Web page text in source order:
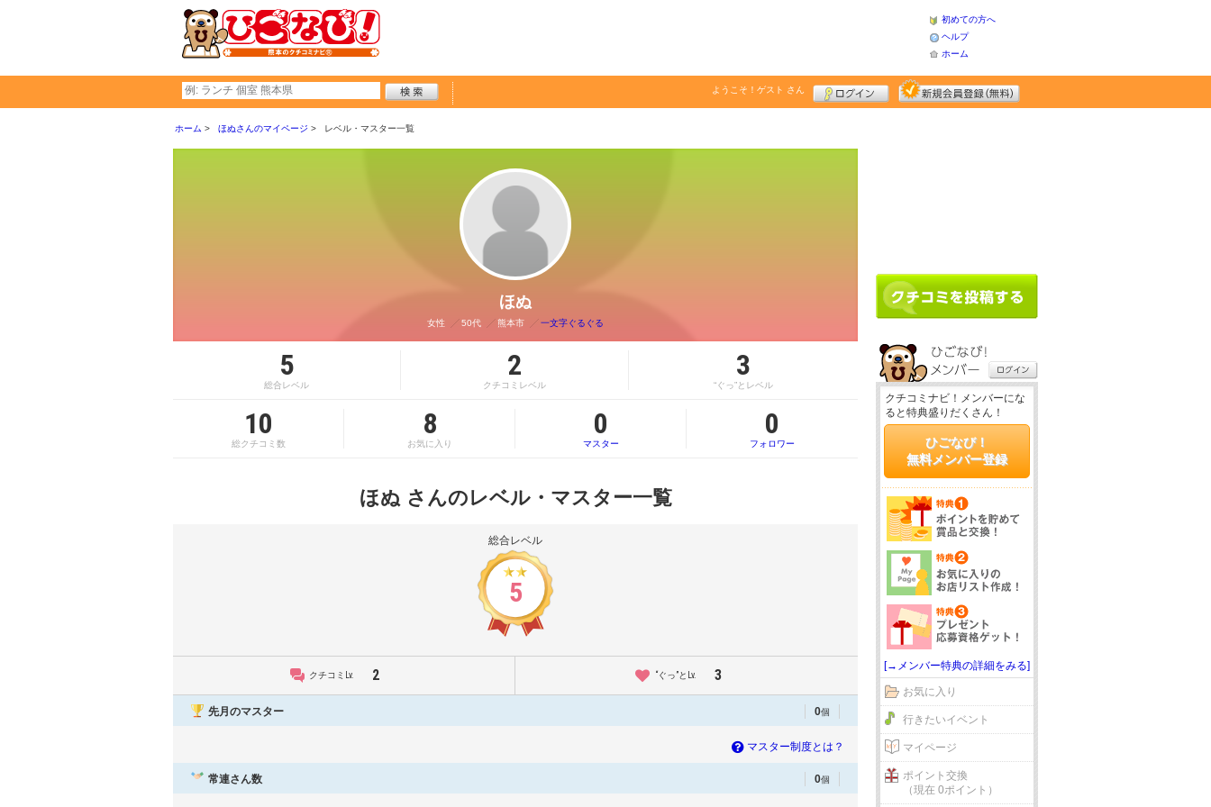
初めての方へ
ヘルプ
ホーム
ようこそ！ ゲスト さん
ホーム ほぬさんのマイページ レベル・マスター一覧
ほぬ
女性 50代 熊本市 一文字ぐるぐる
5
総合レベル
2
クチコミレベル
3
“ぐっ”とレベル
10
総クチコミ数
8
お気に入り
0
マスター
0
フォロワー
ほぬ さんのレベル・マスター一覧
総合レベル
5
クチコミLv. 2 “ぐっ”とLv. 3
先月のマスター 0個
マスター制度とは？
常連さん数 0個
クチコミナビ！メンバーにな
ると特典盛りだくさん！
ひごなび！
無料メンバー登録
[→メンバー特典の詳細をみる]
お気に入り
行きたいイベント
マイページ
ポイント交換
（現在 0ポイント）